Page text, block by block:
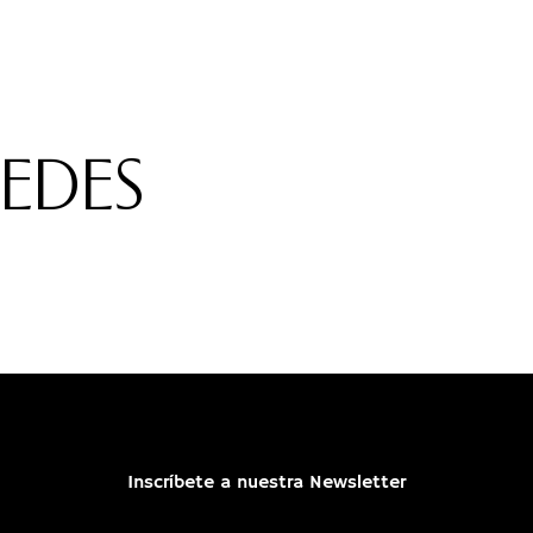
Inscríbete a nuestra Newsletter